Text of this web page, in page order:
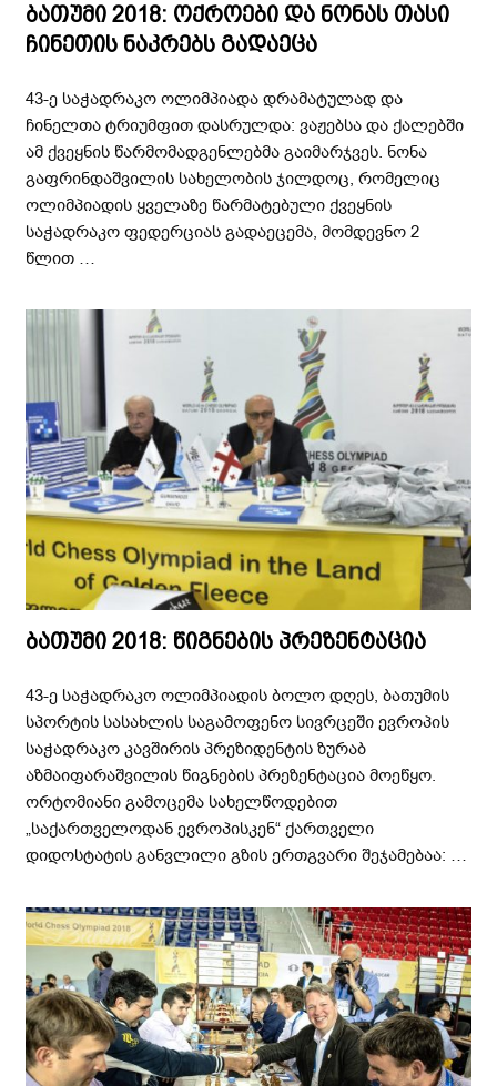
ბათუმი 2018: ოქროები და ნონას თასი
ჩინეთის ნაკრებს გადაეცა
43-ე საჭადრაკო ოლიმპიადა დრამატულად და
ჩინელთა ტრიუმფით დასრულდა: ვაჟებსა და ქალებში
ამ ქვეყნის წარმომადგენლებმა გაიმარჯვეს. ნონა
გაფრინდაშვილის სახელობის ჯილდოც, რომელიც
ოლიმპიადის ყველაზე წარმატებული ქვეყნის
საჭადრაკო ფედერციას გადაეცემა, მომდევნო 2
წლით …
ბათუმი 2018: წიგნების პრეზენტაცია
43-ე საჭადრაკო ოლიმპიადის ბოლო დღეს, ბათუმის
სპორტის სასახლის საგამოფენო სივრცეში ევროპის
საჭადრაკო კავშირის პრეზიდენტის ზურაბ
აზმაიფარაშვილის წიგნების პრეზენტაცია მოეწყო.
ორტომიანი გამოცემა სახელწოდებით
„საქართველოდან ევროპისკენ“ ქართველი
დიდოსტატის განვლილი გზის ერთგვარი შეჯამებაა: …